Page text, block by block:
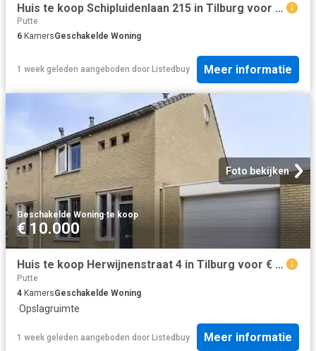
Huis te koop Schipluidenlaan 215 in Tilburg voor € 525.000
Putte
6 KamersGeschakelde Woning
1 week geleden aangeboden door Listedbuy Meer informatie
Foto bekijken
Geschakelde Woning·te koop
€ 10.000
Huis te koop Herwijnenstraat 4 in Tilburg voor € 375.000
Putte
4 KamersGeschakelde Woning
·Opslagruimte
1 week geleden aangeboden door Listedbuy Meer informatie